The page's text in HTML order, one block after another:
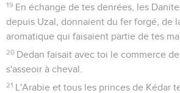
19 En échange de tes denrées, les
depuis Uzal, donnaient du fer forgé, de
aromatique qui faisaient partie de tes
20 Dedan faisait avec toi le commerce
s'asseoir à cheval.
21 L'Arabie et tous les princes de Kédar